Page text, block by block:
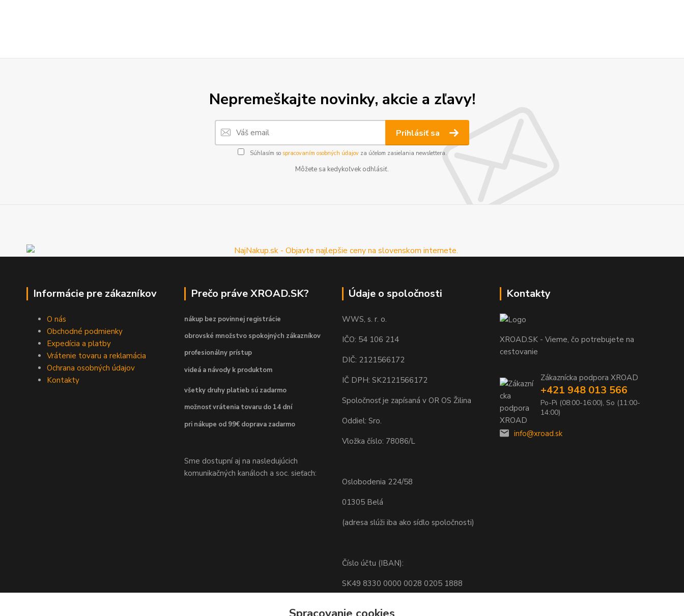
Nepremeškajte novinky, akcie a zľavy!
Prihlásiť sa
Súhlasím so spracovaním osobných údajovza účelom zasielania newslettera.
Môžete sa kedykoľvek odhlásiť.
Informácie pre zákazníkov
O nás
Obchodné podmienky
Expedícia a platby
Vrátenie tovaru a reklamácia
Ochrana osobných údajov
Kontakty
Prečo práve XROAD.SK?
nákup bez povinnej registrácie
obrovské množstvo spokojných zákazníkov
profesionálny prístup
videá a návody k produktom
všetky druhy platieb sú zadarmo
možnosť vrátenia tovaru do 14 dní
pri nákupe od 99€ doprava zadarmo
Sme dostupní aj na nasledujúcich
komunikačných kanáloch a soc. sieťach:
Údaje o spoločnosti
WWS, s. r. o.
IČO: 54 106 214
DIČ: 2121566172
IČ DPH: SK2121566172
Spoločnosť je zapísaná v OR OS Žilina
Oddiel: Sro.
Vložka číslo: 78086/L
Oslobodenia 224/58
01305 Belá
(adresa slúži iba ako sídlo spoločnosti)
Číslo účtu (IBAN):
SK49 8330 0000 0028 0205 1888
Kontakty
XROAD.SK - Vieme, čo potrebujete na
cestovanie
Zákaznícka podpora XROAD
+421 948 013 566
Po-Pi (08:00-16:00), So (11:00-
14:00)
info@xroad.sk